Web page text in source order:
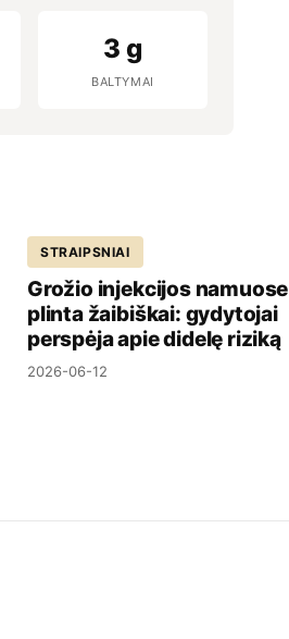
3 g
BALTYMAI
STRAIPSNIAI
Grožio injekcijos namuose
plinta žaibiškai: gydytojai
perspėja apie didelę riziką
2026-06-12